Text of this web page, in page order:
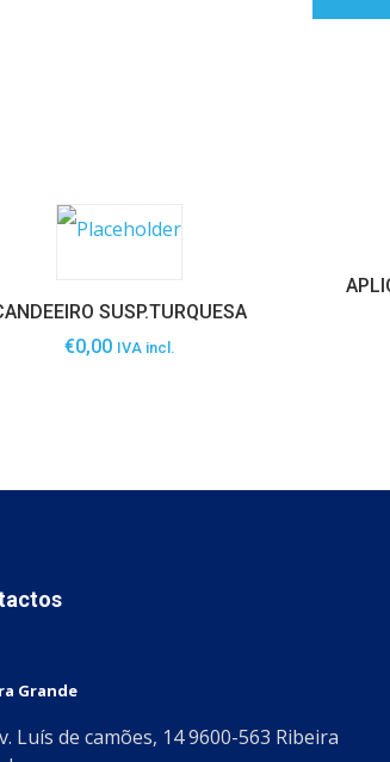
SUSP.TURQUESA
€0,00 IVA incl.
Grande
Luís de camões, 14 9600-563 Ribeira